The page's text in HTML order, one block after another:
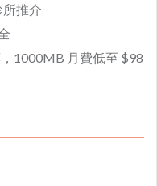
推介
1000MB 月費低至 $98